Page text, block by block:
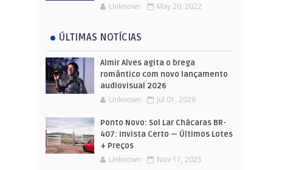
Unknown May 20, 2022
ÚLTIMAS NOTÍCIAS
Almir Alves agita o brega
romântico com novo lançamento
audiovisual 2026
Unknown Jul 01, 2026
Ponto Novo: Sol Lar Chácaras BR-
407: Invista Certo — Últimos Lotes
+ Preços
Unknown Nov 17, 2025